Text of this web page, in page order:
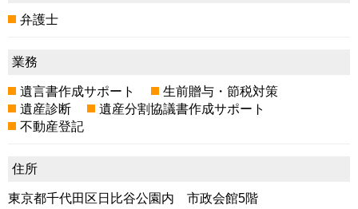
弁護士
業務
遺言書作成サポート
生前贈与・節税対策
遺産診断
遺産分割協議書作成サポート
不動産登記
住所
東京都千代田区日比谷公園内 市政会館5階